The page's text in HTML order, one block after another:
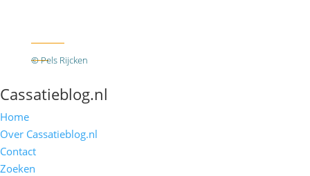
© Pels Rijcken
Cassatieblog.nl
Home
Over Cassatieblog.nl
Contact
Zoeken